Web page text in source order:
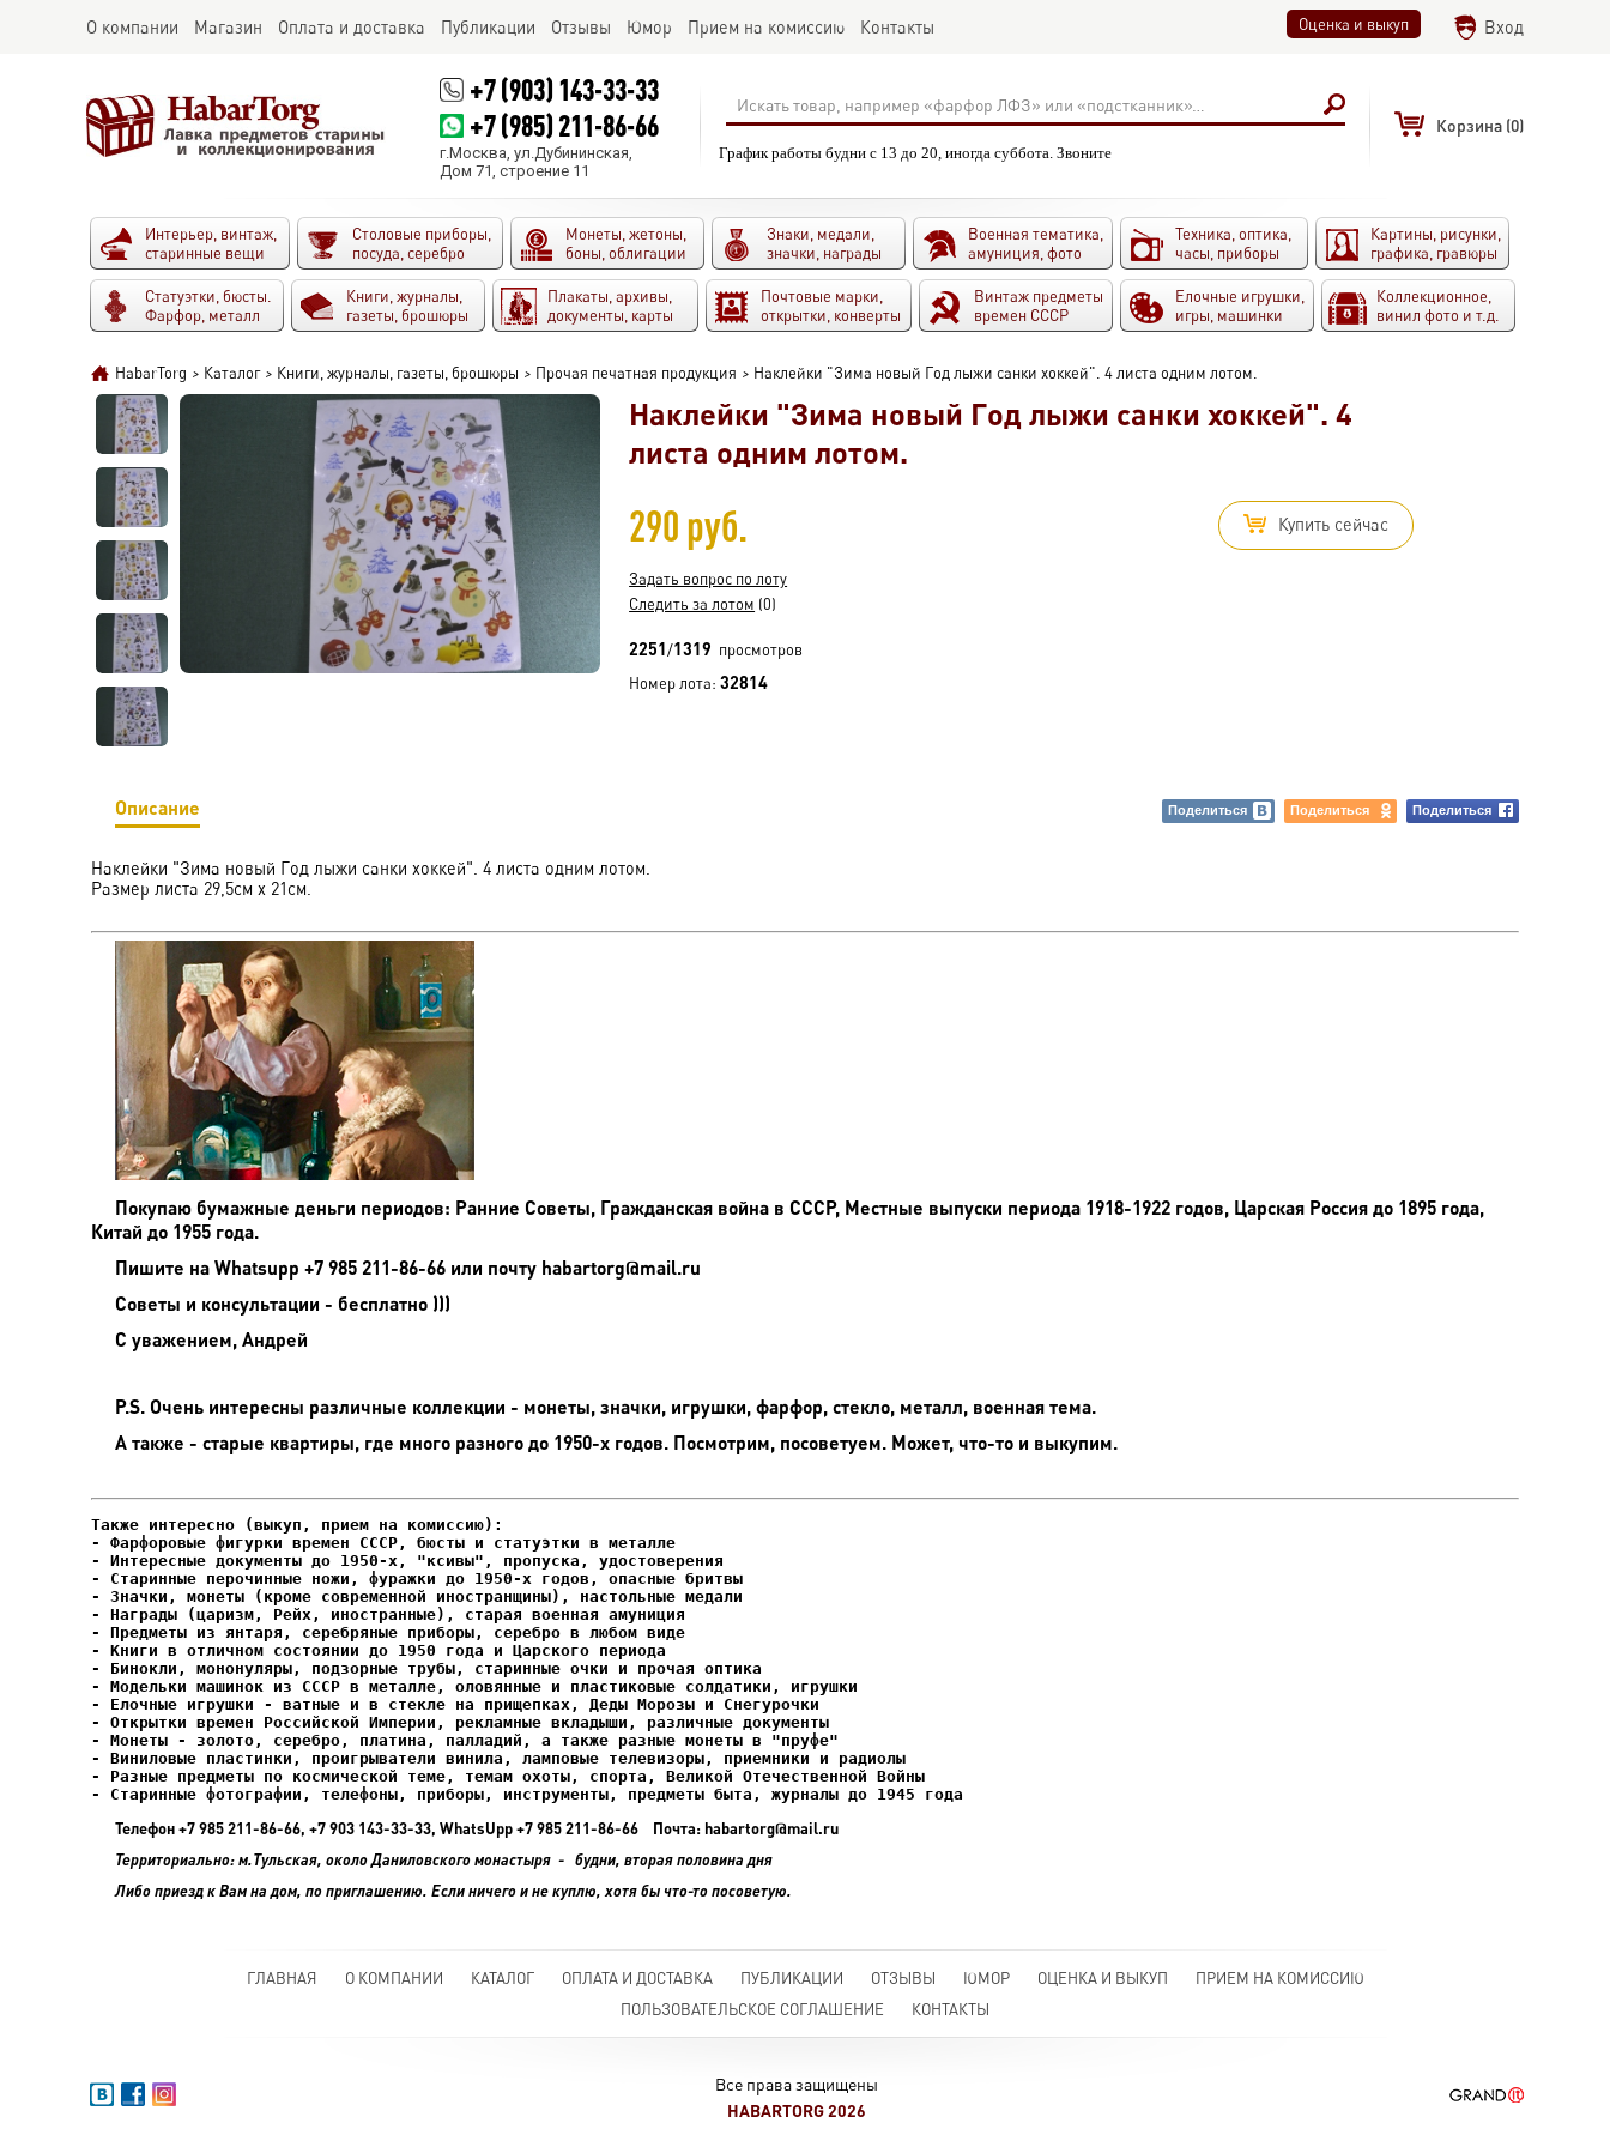
О компании Магазин Оплата и доставка Публикации Отзывы Юмор Прием на комиссию Контакты Оценка и выкуп Вход
+7 (903) 143-33-33
+7 (985) 211-86-66
г.Москва, ул.Дубининская,
Дом 71, строение 11
График работы будни с 13 до 20, иногда суббота. Звоните
Корзина (0)
Интерьер, винтаж,
старинные вещи
Столовые приборы,
посуда, серебро
Монеты, жетоны,
боны, облигации
Знаки, медали,
значки, награды
Военная тематика,
амуниция, фото
Техника, оптика,
часы, приборы
Картины, рисунки,
графика, гравюры
Статуэтки, бюсты.
Фарфор, металл
Книги, журналы,
газеты, брошюры
Плакаты, архивы,
документы, карты
Почтовые марки,
открытки, конверты
Винтаж предметы
времен СССР
Елочные игрушки,
игры, машинки
Коллекционное,
винил фото и т.д.
HabarTorg > Каталог > Книги, журналы, газеты, брошюры > Прочая печатная продукция > Наклейки "Зима новый Год лыжи санки хоккей". 4 листа одним лотом.
Наклейки "Зима новый Год лыжи санки хоккей". 4
листа одним лотом.
290 руб. Купить сейчас
Задать вопрос по лоту
Следить за лотом (0)
2251/1319 просмотров
Номер лота:32814
Описание Поделиться Поделиться Поделиться
Наклейки "Зима новый Год лыжи санки хоккей". 4 листа одним лотом.
Размер листа 29,5см х 21см.
Покупаю бумажные деньги периодов: Ранние Советы, Гражданская война в СССР, Местные выпуски периода 1918-1922 годов, Царская Россия до 1895 года,
Китай до 1955 года.
Пишите на Whatsupp +7 985 211-86-66 или почту habartorg@mail.ru
Советы и консультации - бесплатно )))
С уважением, Андрей
P.S. Очень интересны различные коллекции - монеты, значки, игрушки, фарфор, стекло, металл, военная тема.
А также - старые квартиры, где много разного до 1950-х годов. Посмотрим, посоветуем. Может, что-то и выкупим.
- Фарфоровые фигурки времен СССР, бюсты и статуэтки в металле
- Интересные документы до 1950-х, "ксивы", пропуска, удостоверения
- Елочные игрушки - ватные и в стекле на прищепках, Деды Морозы и Снегурочки
- Старинные фотографии, телефоны, приборы, инструменты, предметы быта, журналы до 1945 года
Телефон +7 985 211-86-66, +7 903 143-33-33, WhatsUpp +7 985 211-86-66 Почта: habartorg@mail.ru
Территориально: м.Тульская, около Даниловского монастыря - будни, вторая половина дня
Либо приезд к Вам на дом, по приглашению. Если ничего и не куплю, хотя бы что-то посоветую.
ГЛАВНАЯ О КОМПАНИИ КАТАЛОГ ОПЛАТА И ДОСТАВКА ПУБЛИКАЦИИ ОТЗЫВЫ ЮМОР ОЦЕНКА И ВЫКУП
ПРИЕМ НА КОМИССИЮ
ПОЛЬЗОВАТЕЛЬСКОЕ СОГЛАШЕНИЕ
КОНТАКТЫ
Все права защищены
HABARTORG 2026